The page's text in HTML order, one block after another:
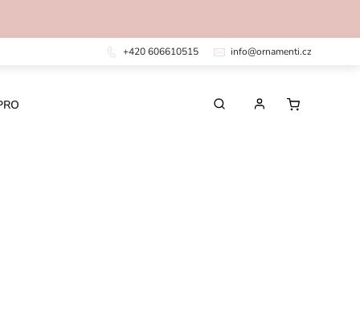
+420 606610515 info@ornamenti.cz
DĚTI CHIRURGICKÁ OCEL